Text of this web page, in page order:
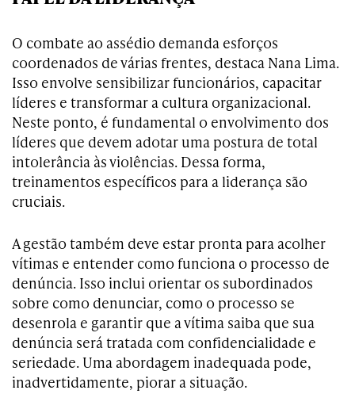
O combate ao assédio demanda esforços
coordenados de várias frentes, destaca Nana Lima.
Isso envolve sensibilizar funcionários, capacitar
líderes e transformar a cultura organizacional.
Neste ponto, é fundamental o envolvimento dos
líderes que devem adotar uma postura de total
intolerância às violências. Dessa forma,
treinamentos específicos para a liderança são
cruciais.
A gestão também deve estar pronta para acolher
vítimas e entender como funciona o processo de
denúncia. Isso inclui orientar os subordinados
sobre como denunciar, como o processo se
desenrola e garantir que a vítima saiba que sua
denúncia será tratada com confidencialidade e
seriedade. Uma abordagem inadequada pode,
inadvertidamente, piorar a situação.